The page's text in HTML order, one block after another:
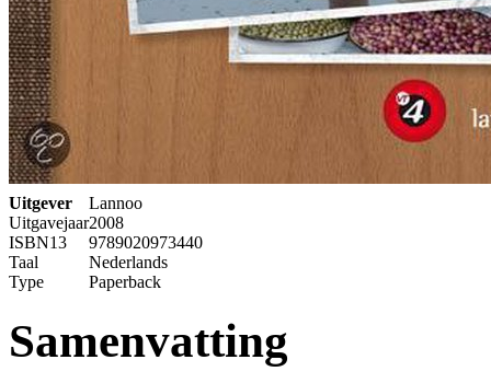
Uitgever
Lannoo
Uitgavejaar2008
ISBN13
9789020973440
Taal
Nederlands
Type
Paperback
Samenvatting